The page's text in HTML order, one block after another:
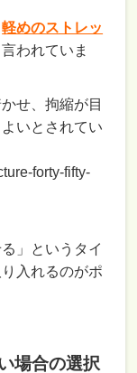
軽めのストレッ
言われていま
せ、拘縮が目
いとされてい
forty-fifty-
」というタイ
入れるのがポ
場合の選択